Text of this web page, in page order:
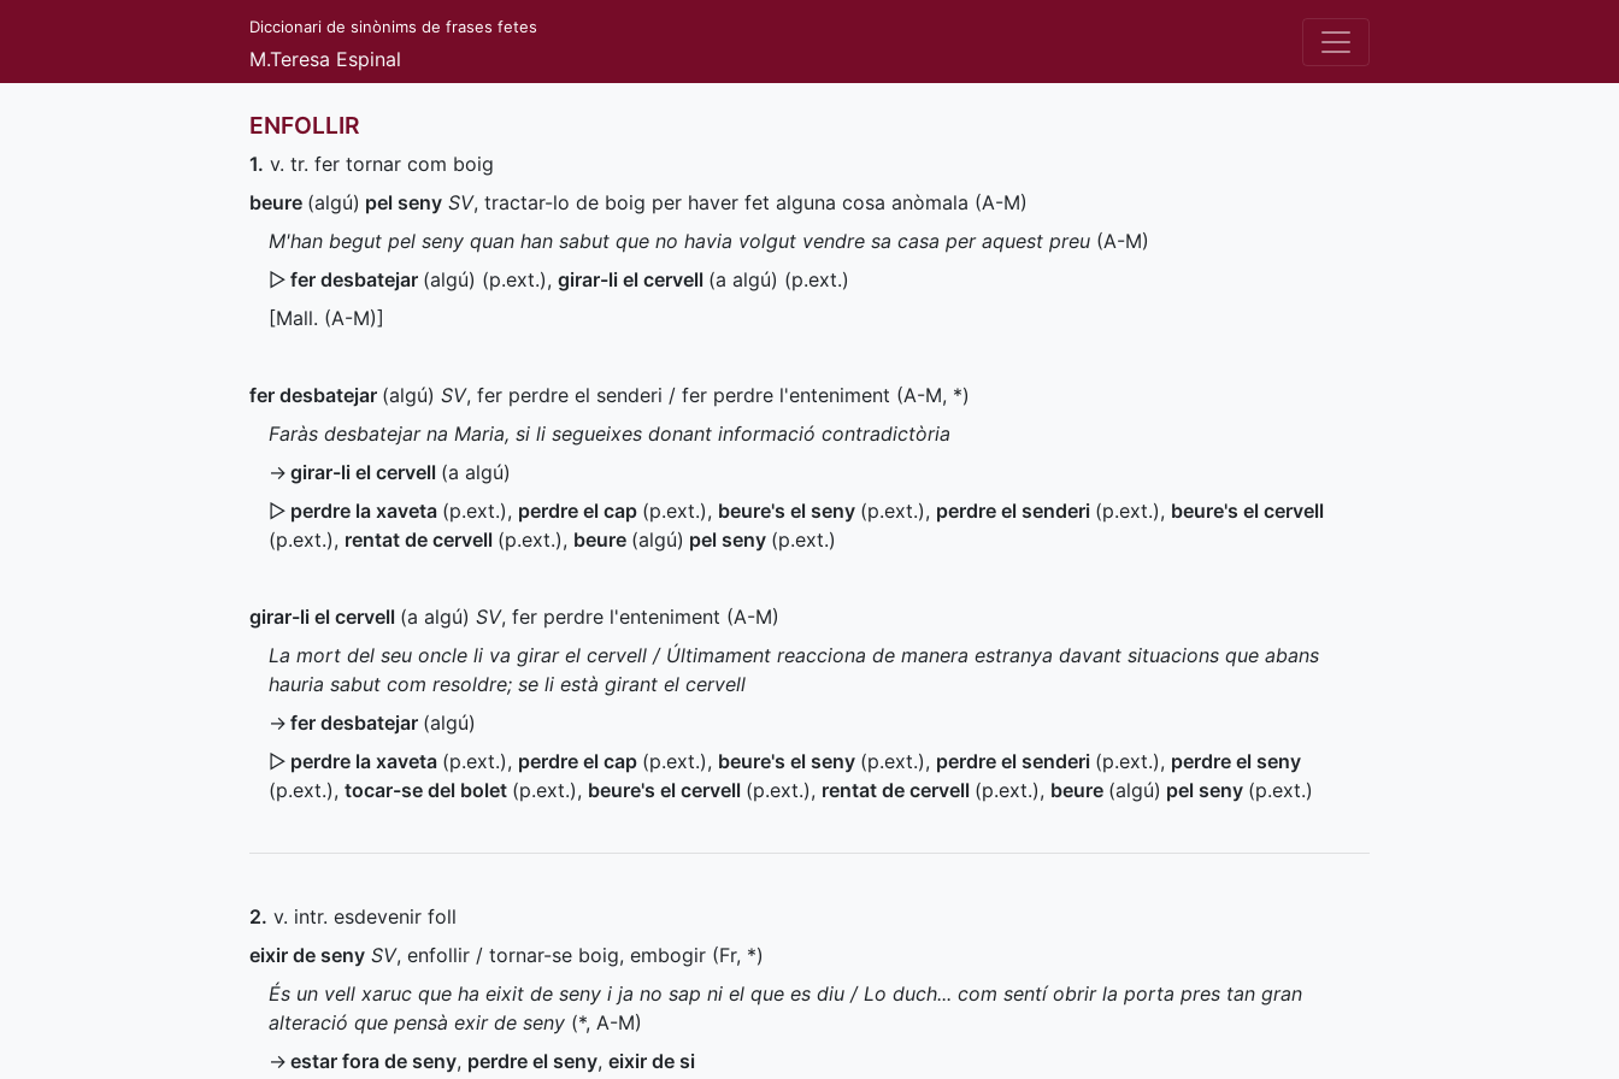
Diccionari de sinònims de frases fetes
M.Teresa Espinal
ENFOLLIR
1. v. tr. fer tornar com boig
beure (algú) pel seny SV, tractar-lo de boig per haver fet alguna cosa anòmala (A-M)
M'han begut pel seny quan han sabut que no havia volgut vendre sa casa per aquest preu (A-M)
▷ fer desbatejar (algú) (p.ext.), girar-li el cervell (a algú) (p.ext.)
[Mall. (A-M)]
fer desbatejar (algú) SV, fer perdre el senderi / fer perdre l'enteniment (A-M, *)
Faràs desbatejar na Maria, si li segueixes donant informació contradictòria
→ girar-li el cervell (a algú)
▷ perdre la xaveta (p.ext.), perdre el cap (p.ext.), beure's el seny (p.ext.), perdre el senderi (p.ext.), beure's el cervell
(p.ext.), rentat de cervell (p.ext.), beure (algú) pel seny (p.ext.)
girar-li el cervell (a algú) SV, fer perdre l'enteniment (A-M)
La mort del seu oncle li va girar el cervell / Últimament reacciona de manera estranya davant situacions que abans
hauria sabut com resoldre; se li està girant el cervell
→ fer desbatejar (algú)
▷ perdre la xaveta (p.ext.), perdre el cap (p.ext.), beure's el seny (p.ext.), perdre el senderi (p.ext.), perdre el seny
(p.ext.), tocar-se del bolet (p.ext.), beure's el cervell (p.ext.), rentat de cervell (p.ext.), beure (algú) pel seny (p.ext.)
2. v. intr. esdevenir foll
eixir de seny SV, enfollir / tornar-se boig, embogir (Fr, *)
És un vell xaruc que ha eixit de seny i ja no sap ni el que es diu / Lo duch... com sentí obrir la porta pres tan gran
alteració que pensà exir de seny (*, A-M)
→ estar fora de seny, perdre el seny, eixir de si